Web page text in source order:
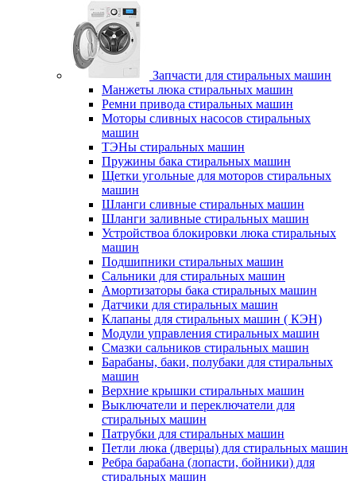
Запчасти для стиральных машин
Манжеты люка стиральных машин
Ремни привода стиральных машин
Моторы сливных насосов стиральных
машин
ТЭНы стиральных машин
Пружины бака стиральных машин
Щетки угольные для моторов стиральных
машин
Шланги сливные стиральных машин
Шланги заливные стиральных машин
Устройствоа блокировки люка стиральных
машин
Подшипники стиральных машин
Сальники для стиральных машин
Амортизаторы бака стиральных машин
Датчики для стиральных машин
Клапаны для стиральных машин ( КЭН)
Модули управления стиральных машин
Смазки сальников стиральных машин
Барабаны, баки, полубаки для стиральных
машин
Верхние крышки стиральных машин
Выключатели и переключатели для
стиральных машин
Патрубки для стиральных машин
Петли люка (дверцы) для стиральных машин
Ребра барабана (лопасти, бойники) для
стиральных машин